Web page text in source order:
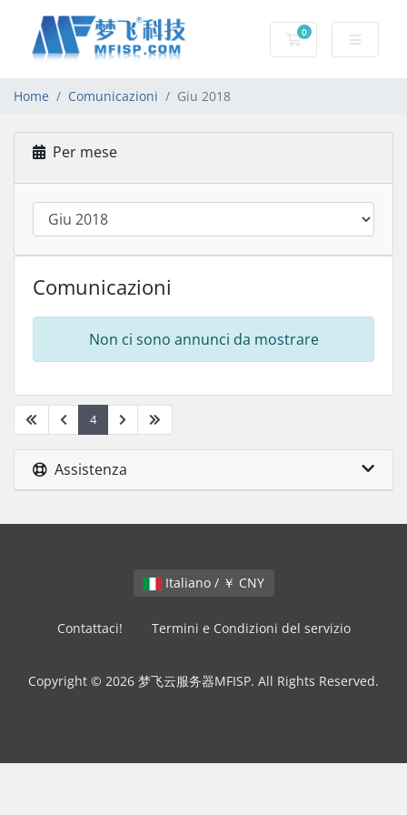
0
Carrello
Home Comunicazioni Giu 2018
Per mese
Comunicazioni
Non ci sono annunci da mostrare
4
Assistenza
Italiano / ￥ CNY
Contattaci! Termini e Condizioni del servizio
Copyright © 2026 梦飞云服务器MFISP. All Rights Reserved.